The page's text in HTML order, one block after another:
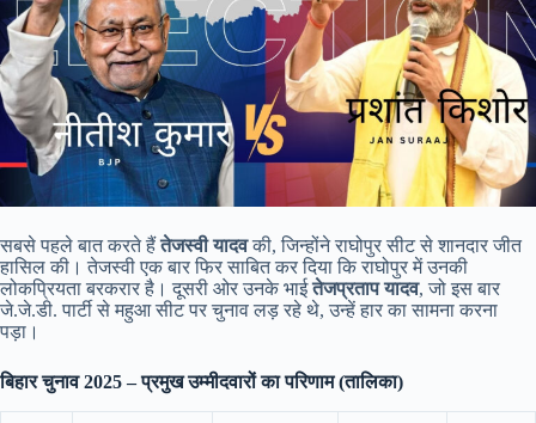
सबसे पहले बात करते हैंतेजस्वी यादवकी, जिन्होंने राघोपुर सीट से शानदार जीत
हासिल की। तेजस्वी एक बार फिर साबित कर दिया कि राघोपुर में उनकी
लोकप्रियता बरकरार है। दूसरी ओर उनके भाईतेजप्रताप यादव, जो इस बार
जे.जे.डी. पार्टी से महुआ सीट पर चुनाव लड़ रहे थे, उन्हें हार का सामना करना
पड़ा।
बिहार चुनाव 2025 – प्रमुख उम्मीदवारों का परिणाम (तालिका)